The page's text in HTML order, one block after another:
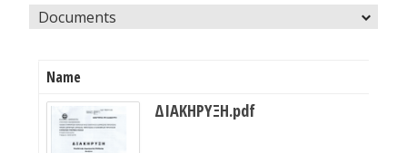
Documents
Name
ΔΙΑΚΗΡΥΞΗ.pdf